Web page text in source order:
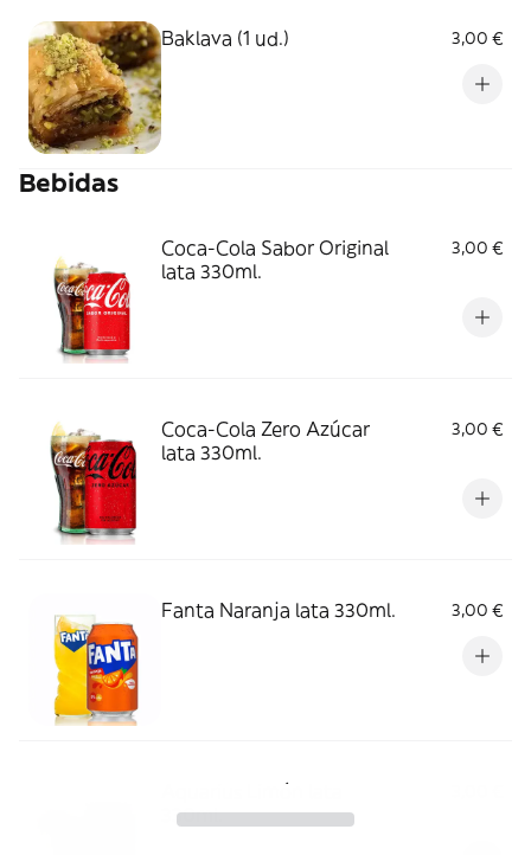
Baklava (1 ud.) 3,00 €
Bebidas
Coca-Cola Sabor Original
lata 330ml.
3,00 €
Coca-Cola Zero Azúcar
lata 330ml.
3,00 €
Fanta Naranja lata 330ml. 3,00 €
Aquarius Limón lata
330ml.